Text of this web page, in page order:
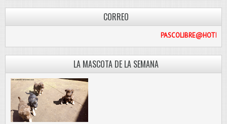
CORREO
LA MASCOTA DE LA SEMANA